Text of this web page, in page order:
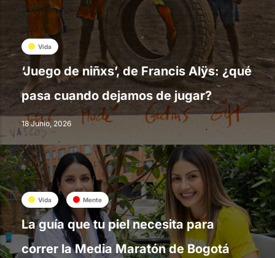
Vida
‘Juego de niñxs’, de Francis Alÿs: ¿qué
pasa cuando dejamos de jugar?
18 Junio, 2026
Vida Mente
La guía que tu piel necesita para
correr la Media Maratón de Bogotá